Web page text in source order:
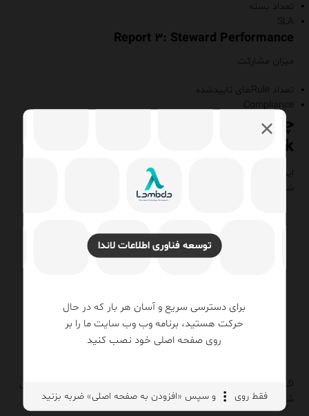
توسعه فناوری اطلاعات لاندا
برای دسترسی سریع و آسان هر بار که در حال
حرکت هستید، برنامه وب وب سایت ما را بر
روی صفحه اصلی خود نصب کنید
فقط روی و سپس «افزودن به صفحه اصلی» ضربه بزنید
تعداد بسته
SLA
Report ۳: Steward Performance
میزان مشارکت
تعداد Ruleهای تاییدشده
Compliance
چک‌لیست نهایی ط
Stewardship Framework
این چک‌لیست به مدیران کمک می‌کند از کامل بودن پیاده‌سازی مطمئن
شوند.
ETL Validation فعال است.
فرآیند تغییرات مشخص است.
اگر یک سازمان این موارد را داشته باشد، Stewardship آن کاملاً عملیاتی
شده است.